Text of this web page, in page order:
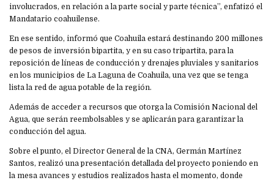
involucrados, en relación a la parte social y parte técnica”, enfatizó el
Mandatario coahuilense.
En ese sentido, informó que Coahuila estará destinando 200 millones
de pesos de inversión bipartita, y en su caso tripartita, para la
reposición de líneas de conducción y drenajes pluviales y sanitarios
en los municipios de La Laguna de Coahuila, una vez que se tenga
lista la red de agua potable de la región.
Además de acceder a recursos que otorga la Comisión Nacional del
Agua, que serán reembolsables y se aplicarán para garantizar la
conducción del agua.
Sobre el punto, el Director General de la CNA, Germán Martínez
Santos, realizó una presentación detallada del proyecto poniendo en
la mesa avances y estudios realizados hasta el momento, donde